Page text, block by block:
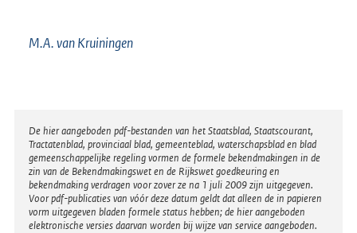
M.A. van Kruiningen
Disclaimer
De hier aangeboden pdf-bestanden van het Staatsblad, Staatscourant,
Tractatenblad, provinciaal blad, gemeenteblad, waterschapsblad en blad
gemeenschappelijke regeling vormen de formele bekendmakingen in de
zin van de Bekendmakingswet en de Rijkswet goedkeuring en
bekendmaking verdragen voor zover ze na 1 juli 2009 zijn uitgegeven.
Voor pdf-publicaties van vóór deze datum geldt dat alleen de in papieren
vorm uitgegeven bladen formele status hebben; de hier aangeboden
elektronische versies daarvan worden bij wijze van service aangeboden.